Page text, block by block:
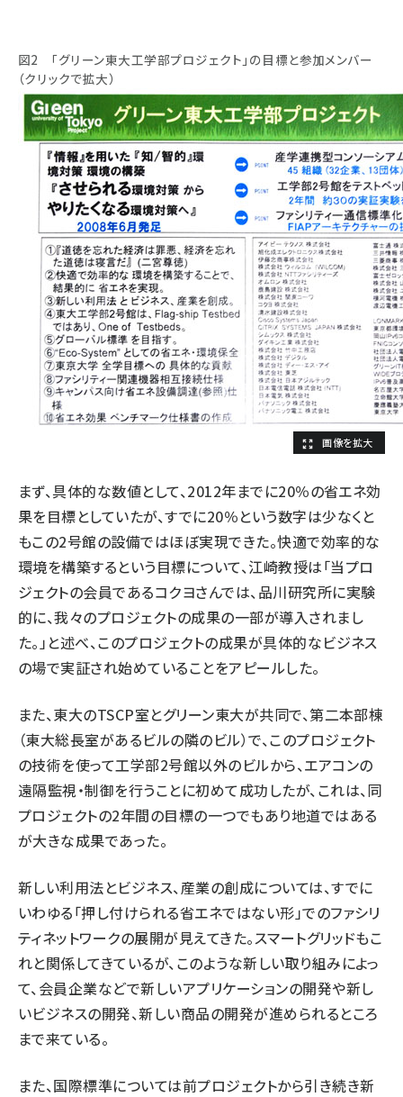
図2 「グリーン東大工学部プロジェクト」の目標と参加メンバー
（クリックで拡大）
まず、具体的な数値として、2012年までに20％の省エネ効
果を目標としていたが、すでに20％という数字は少なくと
もこの2号館の設備ではほぼ実現できた。快適で効率的な
環境を構築するという目標について、江崎教授は「当プロ
ジェクトの会員であるコクヨさんでは、品川研究所に実験
的に、我々のプロジェクトの成果の一部が導入されまし
た。」と述べ、このプロジェクトの成果が具体的なビジネス
の場で実証され始めていることをアピールした。
また、東大のTSCP室とグリーン東大が共同で、第二本部棟
（東大総長室があるビルの隣のビル）で、このプロジェクト
の技術を使って工学部2号館以外のビルから、エアコンの
遠隔監視・制御を行うことに初めて成功したが、これは、同
プロジェクトの2年間の目標の一つでもあり地道ではある
が大きな成果であった。
新しい利用法とビジネス、産業の創成については、すでに
いわゆる「押し付けられる省エネではない形」でのファシリ
ティネットワークの展開が見えてきた。スマートグリッドもこ
れと関係してきているが、このような新しい取り組みによっ
て、会員企業などで新しいアプリケーションの開発や新し
いビジネスの開発、新しい商品の開発が進められるところ
まで来ている。
また、国際標準については前プロジェクトから引き続き新